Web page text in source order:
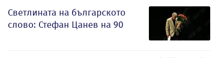
Светлината на българското
слово: Стефан Цанев на 90